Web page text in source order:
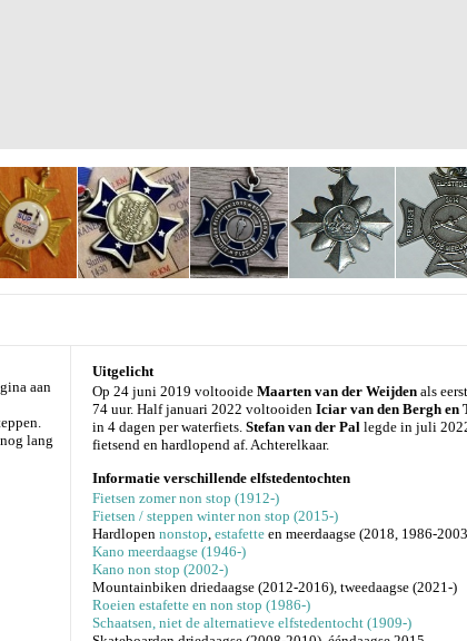
aan
lang
Uitgelicht
Op 24 juni 2019 voltooide Maarten van der Weijden als
74 uur. Half januari 2022 voltooiden Iciar van den Bergh en
in 4 dagen per waterfiets. Stefan van der Pal legde in juli
fietsend en hardlopend af. Achterelkaar.
Informatie verschillende elfstedentochten
Fietsen zomer non stop (1912-)
Fietsen / steppen winter non stop (2015-)
Hardlopen nonstop, estafette en meerdaagse (2018, 1986-
Kano meerdaagse (1946-)
Kano non stop (2002-)
Mountainbiken driedaagse (2012-2016), tweedaagse (2021-)
Roeien estafette en non stop (1986-)
Schaatsen, niet de alternatieve elfstedentocht (1909-)